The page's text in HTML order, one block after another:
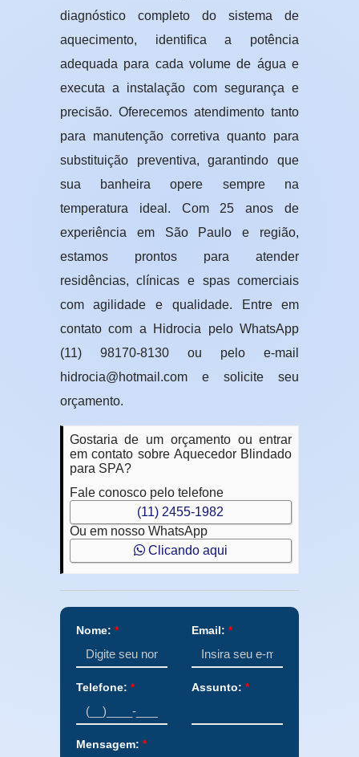
diagnóstico completo do sistema de
aquecimento, identifica a potência
adequada para cada volume de água e
executa a instalação com segurança e
precisão. Oferecemos atendimento tanto
para manutenção corretiva quanto para
substituição preventiva, garantindo que
sua banheira opere sempre na
temperatura ideal. Com 25 anos de
experiência em São Paulo e região,
estamos prontos para atender
residências, clínicas e spas comerciais
com agilidade e qualidade. Entre em
contato com a Hidrocia pelo WhatsApp
(11) 98170-8130 ou pelo e-mail
hidrocia@hotmail.com e solicite seu
orçamento.
Gostaria de um orçamento ou entrar
em contato sobre Aquecedor Blindado
para SPA?
Fale conosco pelo telefone
(11) 2455-1982
Ou em nosso WhatsApp
Clicando aqui
Nome: * Email: *
Telefone: * Assunto: *
Mensagem: *